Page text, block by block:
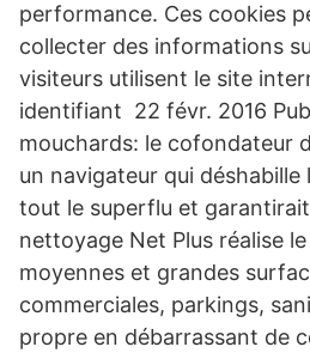
performance. Ces cookies
collecter des informations
visiteurs utilisent le site
identifiant 22 févr. 2016
mouchards: le cofondateur
un navigateur qui déshabille
tout le superflu et
nettoyage Net Plus réalise
moyennes et grandes
commerciales, parkings,
propre en débarrassant de